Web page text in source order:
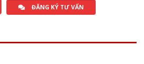
ĐĂNG KÝ TƯ VẤN